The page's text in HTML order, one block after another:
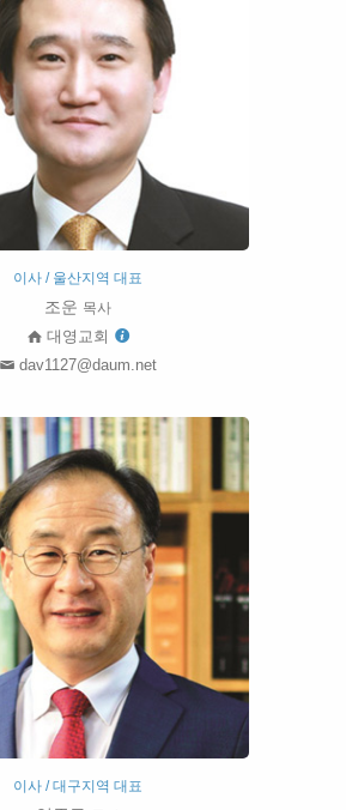
이사 / 울산지역 대표
조운 목사
대영교회
dav1127@daum.net
이사 / 대구지역 대표